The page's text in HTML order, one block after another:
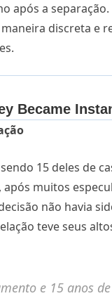
após a
discreta e
15 deles de
muitos
não havia
teve seus
e 15 anos